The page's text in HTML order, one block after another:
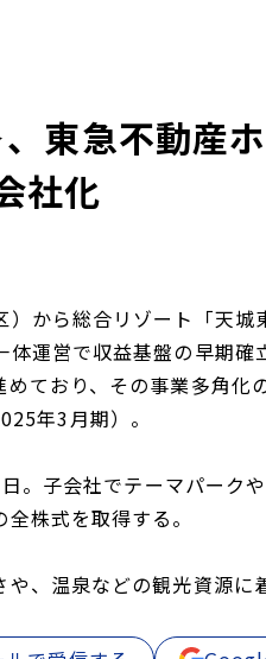
東急不動産
社化
から総合リゾート「天
運営で収益基盤の早期
ており、その事業多角
年3月期）。
。子会社でテーマパーク
株式を取得する。
、温泉などの観光資源に